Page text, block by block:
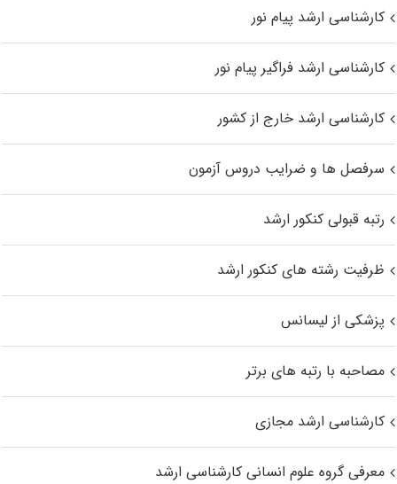
کارشناسی ارشد پیام نور
کارشناسی ارشد فراگیر پیام نور
کارشناسی ارشد خارج از کشور
سرفصل ها و ضرایب دروس آزمون
رتبه قبولی کنکور ارشد
ظرفیت رشته های کنکور ارشد
پزشکی از لیسانس
مصاحبه با رتبه های برتر
کارشناسی ارشد مجازی
معرفی گروه علوم انسانی کارشناسی ارشد